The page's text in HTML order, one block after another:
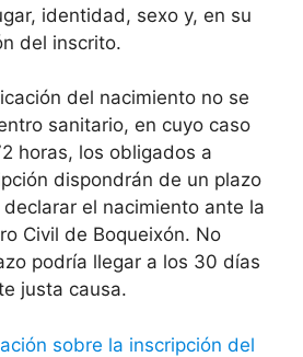
identidad, sexo y, en su
del inscrito.
del nacimiento no se
sanitario, en cuyo caso
horas, los obligados a
dispondrán de un plazo
el nacimiento ante la
Civil de Boqueixón. No
podría llegar a los 30 días
justa causa.
sobre la inscripción del